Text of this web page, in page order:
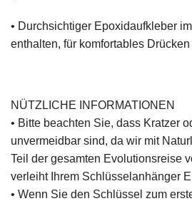
• Durchsichtiger Epoxidaufkleber
enthalten, für komfortables
NÜTZLICHE INFORMATIONEN
• Bitte beachten Sie, dass Kratzer
unvermeidbar sind, da wir mit
Teil der gesamten Evolutionsreise
verleiht Ihrem Schlüsselanhänger
• Wenn Sie den Schlüssel zum